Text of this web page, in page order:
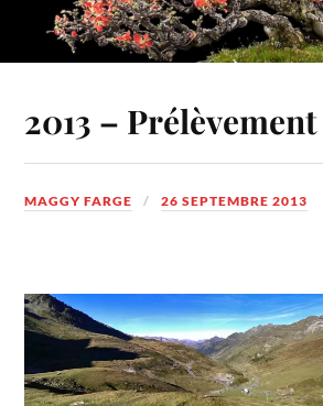
2013 –
MAGGY FARGE 26 SEPTEMBRE 2013